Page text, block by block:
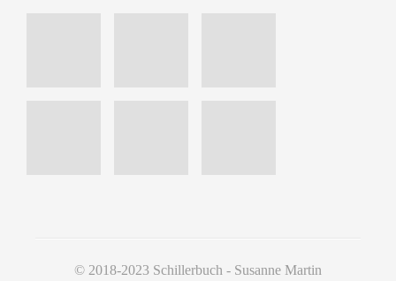
© 2018-2023 Schillerbuch - Susanne Martin